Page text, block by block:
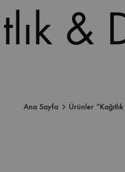
Ana Sayfa Ürünler